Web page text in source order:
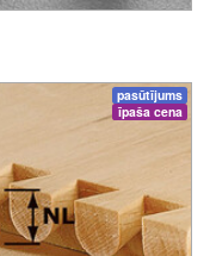
pasūtījums
īpaša cena